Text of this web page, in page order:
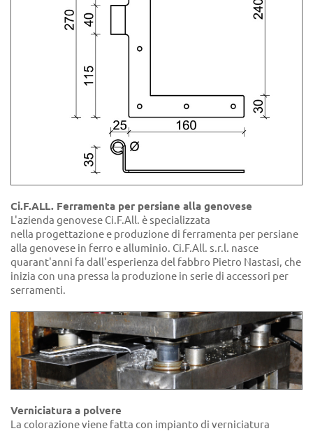
Ci.F.ALL. Ferramenta per persiane alla genovese
L'azienda genovese Ci.F.All. è specializzata
nella progettazione e produzione di ferramenta per persiane
alla genovese in ferro e alluminio. Ci.F.All. s.r.l. nasce
quarant'anni fa dall'esperienza del fabbro Pietro Nastasi, che
inizia con una pressa la produzione in serie di accessori per
serramenti.
Verniciatura a polvere
La colorazione viene fatta con impianto di verniciatura